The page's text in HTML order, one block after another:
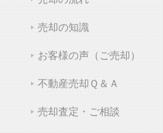
売却の知識
お客様の声（ご売却）
不動産売却Ｑ＆Ａ
売却査定・ご相談